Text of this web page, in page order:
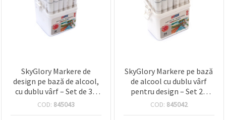
SkyGlory Markere de
design pe bază de alcool,
cu dublu vârf – Set de 36
culori asortate
COD: 845043
SkyGlory Markere pe bază
de alcool cu dublu vârf
pentru design – Set 24
culori asortate
COD: 845042